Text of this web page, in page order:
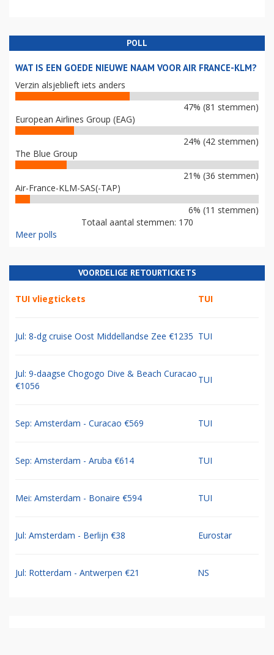
POLL
WAT IS EEN GOEDE NIEUWE NAAM VOOR AIR FRANCE-KLM?
Verzin alsjeblieft iets anders
47% (81 stemmen)
European Airlines Group (EAG)
24% (42 stemmen)
The Blue Group
21% (36 stemmen)
Air-France-KLM-SAS(-TAP)
6% (11 stemmen)
Totaal aantal stemmen: 170
Meer polls
VOORDELIGE RETOURTICKETS
TUI vliegtickets TUI
Jul: 8-dg cruise Oost Middellandse Zee €1235 TUI
Jul: 9-daagse Chogogo Dive & Beach Curacao
€1056
TUI
Sep: Amsterdam - Curacao €569 TUI
Sep: Amsterdam - Aruba €614 TUI
Mei: Amsterdam - Bonaire €594 TUI
Jul: Amsterdam - Berlijn €38 Eurostar
Jul: Rotterdam - Antwerpen €21 NS